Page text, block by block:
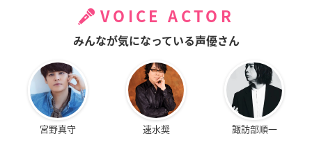
VOICE ACTOR
みんなが気になっている声優さん
宮野真守 速水奨 諏訪部順一